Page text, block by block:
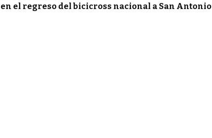
el regreso del bicicross nacional a San Antonio